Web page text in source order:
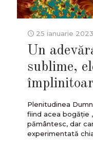
25 ianuarie 2023
Un
sublime,
Plenitudinea
fiind acea bogăție
pământesc, dar
experimentată